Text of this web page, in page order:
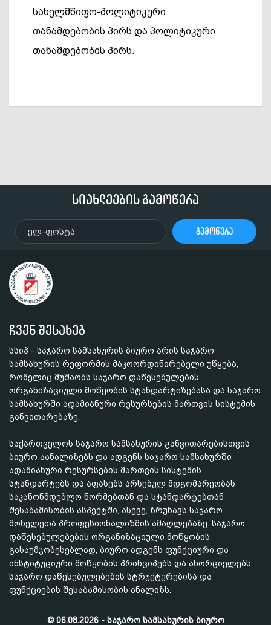
სახელმწიფო-პოლიტიკური
თანამდებობის პირს და პოლიტიკური
თანამდებობის პირს.
სიახლეების გამოწერა
გამოწერა
ჩვენ შესახებ
სსიპ - საჯარო სამსახურის ბიურო არის საჯარო
სამსახურის რეფორმის მაკოორდინირებელი უწყება,
რომელიც მუშაობს საჯარო დაწესებულების
ორგანიზაციული მოწყობის სტანდარტიზებასა და საჯარო
სამსახურში ადამიანური რესურსების მართვის სისტემის
განვითარებაზე.
საქართველოს საჯარო სამსახურის განვითარებისთვის
ბიურო აანალიზებს და ადგენს საჯარო სამსახურში
ადამიანური რესურსების მართვის სისტემის
სტანდარტებს და აფასებს არსებულ მდგომარეობას
საკანონმდებლო ნორმებთან და სტანდარტებთან
შესაბამისობის ასპექტში, ასევე, ზრუნავს საჯარო
მოხელეთა პროფესიონალიზმის ამაღლებაზე. საჯარო
დაწესებულებების ორგანიზაციული მოწყობის
გასაუმჯობესებლად, ბიურო ადგენს ფუნქციური და
ინსტიტუციური მოწყობის პრინციპებს და ახორციელებს
საჯარო დაწესებულებების სტრუქტურებისა და
ფუნქციების შესაბამისობის ანალიზს.
© 06.08.2026 - საჯარო სამსახურის ბიურო